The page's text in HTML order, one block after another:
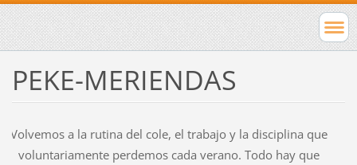
PEKE-MERIENDAS
Volvemos a la rutina del cole, el trabajo y la disciplina que
voluntariamente perdemos cada verano. Todo hay que